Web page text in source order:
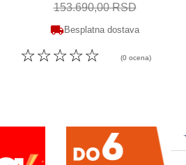
153.690,00 RSD
Besplatna dostava
☆
☆
☆
☆
☆ (0 ocena)